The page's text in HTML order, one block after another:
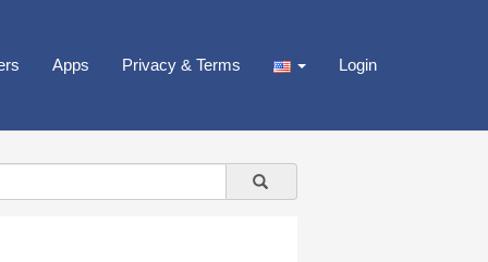
Apps Privacy & Terms Login